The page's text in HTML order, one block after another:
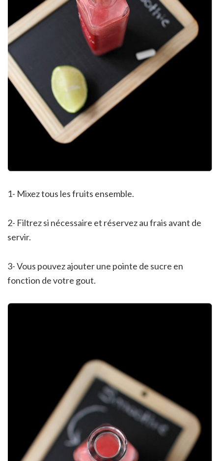
1- Mixez tous les fruits ensemble.
2- Filtrez si nécessaire et réservez au frais avant de
servir.
3- Vous pouvez ajouter une pointe de sucre en
fonction de votre gout.